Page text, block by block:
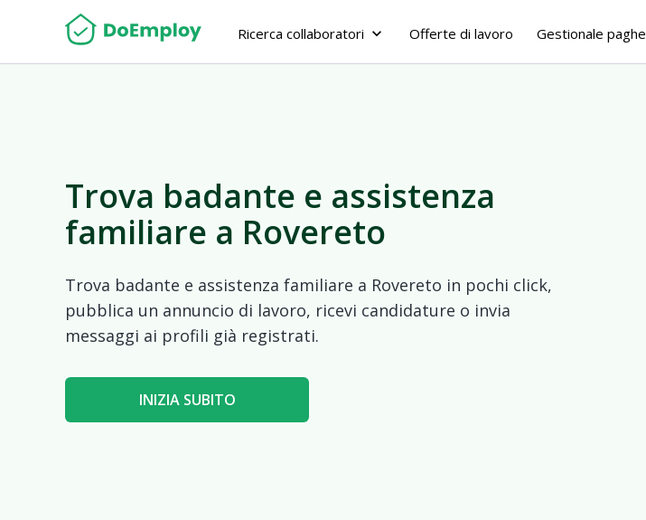
Ricerca collaboratori keyboard_arrow_down Offerte di lavoro Gestionale paghe
Trova badante e assistenza
familiare a Rovereto
Trova badante e assistenza familiare a Rovereto in pochi click,
pubblica un annuncio di lavoro, ricevi candidature o invia
messaggi ai profili già registrati.
INIZIA SUBITO